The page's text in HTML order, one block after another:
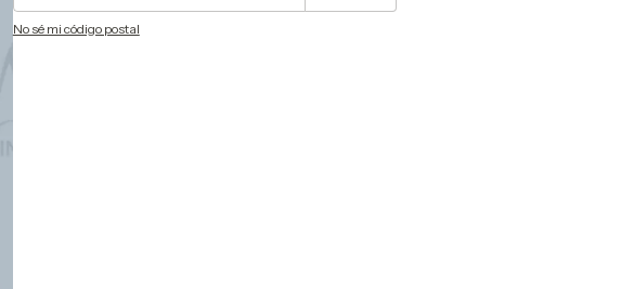
No sé mi código postal